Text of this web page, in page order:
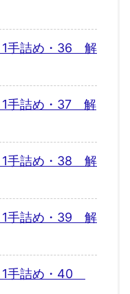
手詰め・36 解
手詰め・37 解
手詰め・38 解
手詰め・39 解
手詰め・40